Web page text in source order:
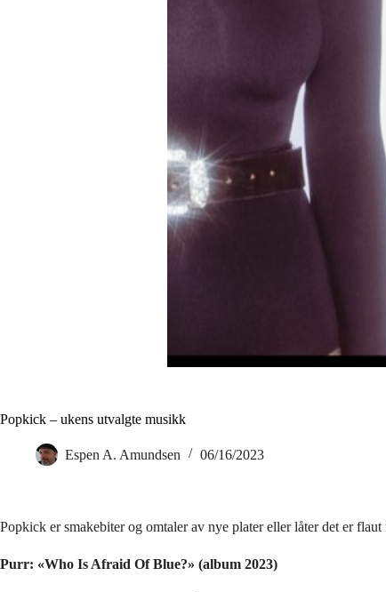
Popkick – ukens utvalgte musikk
Espen A. Amundsen 06/16/2023
Popkick er smakebiter og omtaler av nye plater eller låter det er
Purr: «Who Is Afraid Of Blue?» (album 2023)